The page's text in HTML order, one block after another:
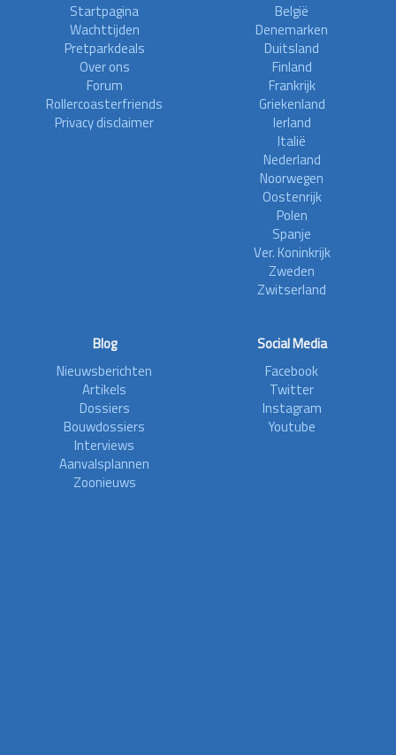
Startpagina
Wachttijden
Pretparkdeals
Over ons
Forum
Rollercoasterfriends
Privacy disclaimer
België
Denemarken
Duitsland
Finland
Frankrijk
Griekenland
Ierland
Italië
Nederland
Noorwegen
Oostenrijk
Polen
Spanje
Ver. Koninkrijk
Zweden
Zwitserland
Blog
Nieuwsberichten
Artikels
Dossiers
Bouwdossiers
Interviews
Aanvalsplannen
Zoonieuws
Social Media
Facebook
Twitter
Instagram
Youtube